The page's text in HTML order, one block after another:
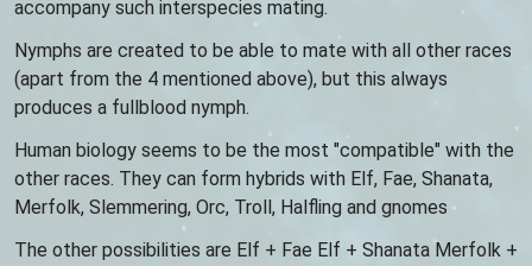
accompany such interspecies mating.
Nymphs are created to be able to mate with all other races
(apart from the 4 mentioned above), but this always
produces a fullblood nymph.
Human biology seems to be the most "compatible" with the
other races. They can form hybrids with Elf, Fae, Shanata,
Merfolk, Slemmering, Orc, Troll, Halfling and gnomes
The other possibilities are Elf + Fae Elf + Shanata Merfolk +